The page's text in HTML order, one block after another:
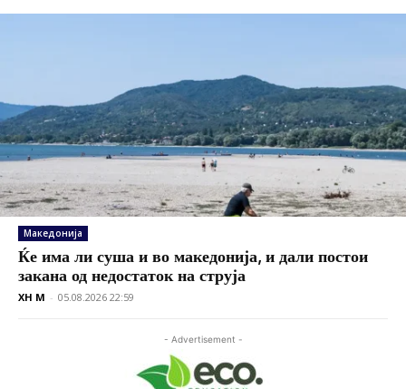
Македонија
Ќе има ли суша и во македонија, и дали постои
закана од недостаток на струја
XH M - 05.08.2026 22:59
- Advertisement -